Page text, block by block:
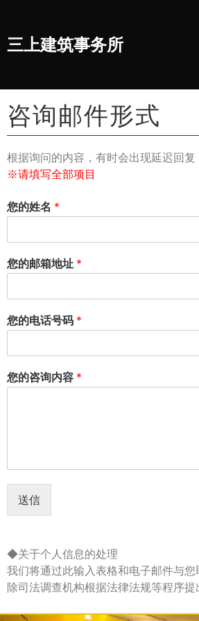
三上建筑事务所
咨询邮件形式
根据询问的内容，有时会出现延迟回
※请填写全部项目
您的姓名 *
您的邮箱地址 *
您的电话号码 *
您的咨询内容 *
送信
◆关于个人信息的处理
我们将通过此输入表格和电子邮件与
除司法调查机构根据法律法规等程序